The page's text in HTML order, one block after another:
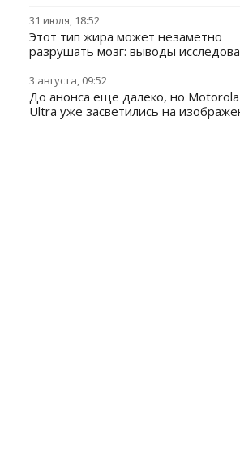
31 июля, 18:52
Этот тип жира может незаметно
разрушать мозг: выводы
3 августа, 09:52
До анонса еще далеко, но Motorola
Ultra уже засветились на